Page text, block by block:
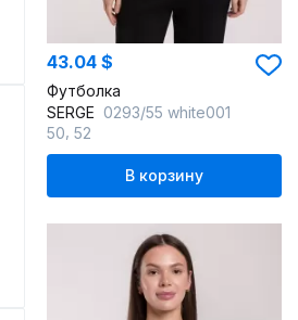
43.04 $
Футболка
SERGE 0293/55 white001
50 52
В корзину